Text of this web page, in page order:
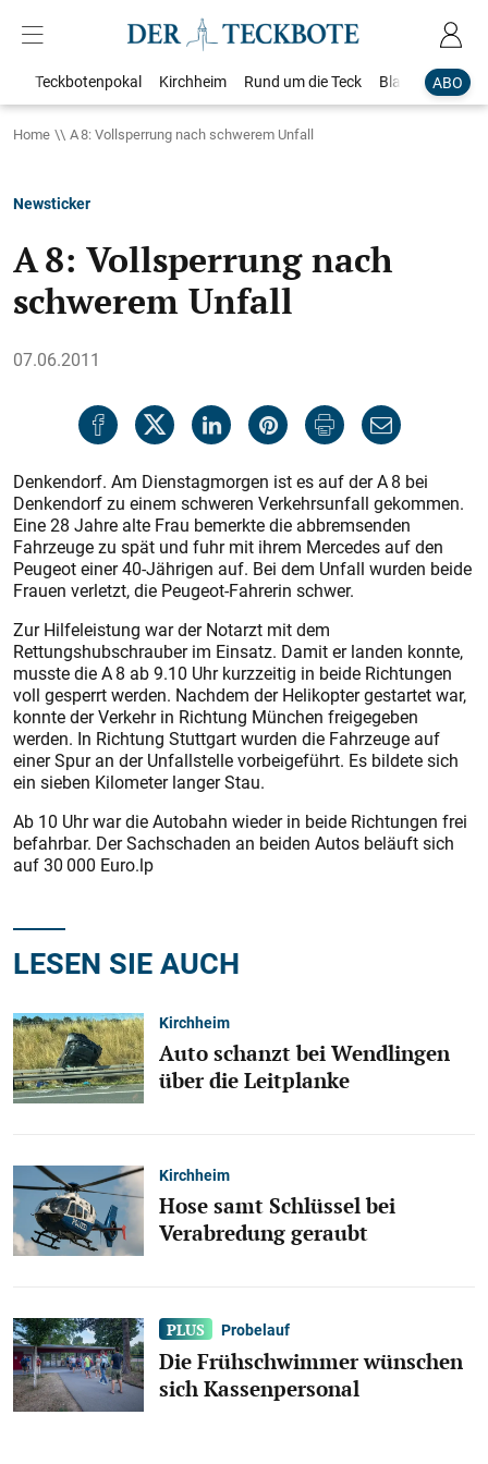
ABO
Teckbotenpokal Kirchheim Rund um die Teck Blaulicht
Home A 8: Vollsperrung nach schwerem Unfall
Newsticker
A 8: Vollsperrung nach
schwerem Unfall
07.06.2011
Denkendorf. Am Dienstagmorgen ist es auf der A 8 bei
Denkendorf zu einem schweren Verkehrsunfall gekommen.
Eine 28 Jahre alte Frau bemerkte die abbremsenden
Fahrzeuge zu spät und fuhr mit ihrem Mercedes auf den
Peugeot einer 40-Jährigen auf. Bei dem Unfall wurden beide
Frauen verletzt, die Peugeot-Fahrerin schwer.
Zur Hilfeleistung war der Notarzt mit dem
Rettungshubschrauber im Einsatz. Damit er landen konnte,
musste die A 8 ab 9.10 Uhr kurzzeitig in beide Richtungen
voll gesperrt werden. Nachdem der Helikopter gestartet war,
konnte der Verkehr in Richtung München freigegeben
werden. In Richtung Stuttgart wurden die Fahrzeuge auf
einer Spur an der Unfallstelle vorbeigeführt. Es bildete sich
ein sieben Kilometer langer Stau.
Ab 10 Uhr war die Autobahn wieder in beide Richtungen frei
befahrbar. Der Sachschaden an beiden Autos beläuft sich
auf 30 000 Euro.lp
LESEN SIE AUCH
Kirchheim
Auto schanzt bei Wendlingen
über die Leitplanke
Kirchheim
Hose samt Schlüssel bei
Verabredung geraubt
Probelauf
Die Frühschwimmer wünschen
sich Kassenpersonal